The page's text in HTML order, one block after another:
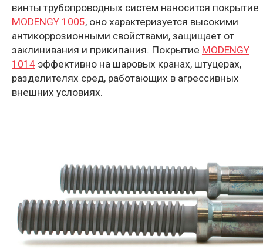
винты трубопроводных систем наносится покрытие
MODENGY 1005, оно характеризуется высокими
антикоррозионными свойствами, защищает от
заклинивания и прикипания. Покрытие MODENGY
1014 эффективно на шаровых кранах, штуцерах,
разделителях сред, работающих в агрессивных
внешних условиях.